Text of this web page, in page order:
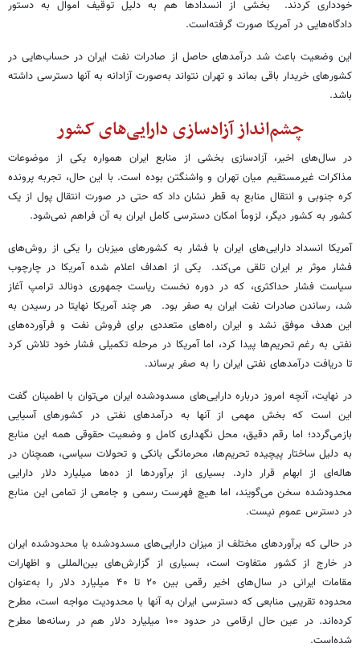
خودداری کردند. بخشی از انسدادها هم به دلیل توقیف اموال به دستور
دادگاه‌هایی در آمریکا صورت گرفته‌است.
این وضعیت باعث شد درآمدهای حاصل از صادرات نفت ایران در حساب‌هایی در
کشورهای خریدار باقی بماند و تهران نتواند به‌صورت آزادانه به آنها دسترسی داشته
باشد.
چشم‌انداز آزادسازی دارایی‌های کشور
در سال‌های اخیر، آزادسازی بخشی از منابع ایران همواره یکی از موضوعات
مذاکرات غیرمستقیم میان تهران و واشنگتن بوده است. با این حال، تجربه پرونده
کره جنوبی و انتقال منابع به قطر نشان داد که حتی در صورت انتقال پول از یک
کشور به کشور دیگر، لزوماً امکان دسترسی کامل ایران به آن فراهم نمی‌شود.
آمریکا انسداد دارایی‌های ایران با فشار به کشورهای میزبان را یکی از روش‌های
فشار موثر بر ایران تلقی می‌کند. یکی از اهداف اعلام شده آمریکا در چارچوب
سیاست فشار حداکثری، که در دوره نخست ریاست جمهوری دونالد ترامپ آغاز
شد، رساندن صادرات نفت ایران به صفر بود. هر چند آمریکا نهایتا در رسیدن به
این هدف موفق نشد و ایران راه‌های متعددی برای فروش نفت و فرآورده‌های
نفتی به رغم تحریم‌ها پیدا کرد، اما آمریکا در مرحله تکمیلی فشار خود تلاش کرد
تا دریافت درآمدهای نفتی ایران را به صفر برساند.
در نهایت، آنچه امروز درباره دارایی‌های مسدودشده ایران می‌توان با اطمینان گفت
این است که بخش مهمی از آنها به درآمدهای نفتی در کشورهای آسیایی
بازمی‌گردد؛ اما رقم دقیق، محل نگهداری کامل و وضعیت حقوقی همه این منابع
به دلیل ساختار پیچیده تحریم‌ها، محرمانگی بانکی و تحولات سیاسی، همچنان در
هاله‌ای از ابهام قرار دارد. بسیاری از برآوردها از ده‌ها میلیارد دلار دارایی
محدودشده سخن می‌گویند، اما هیچ فهرست رسمی و جامعی از تمامی این منابع
در دسترس عموم نیست.
در حالی که برآوردهای مختلف از میزان دارایی‌های مسدودشده یا محدودشده ایران
در خارج از کشور متفاوت است، بسیاری از گزارش‌های بین‌المللی و اظهارات
مقامات ایرانی در سال‌های اخیر رقمی بین ۲۰ تا ۴۰ میلیارد دلار را به‌عنوان
محدوده تقریبی منابعی که دسترسی ایران به آنها با محدودیت مواجه است، مطرح
کرده‌اند. در عین حال ارقامی در حدود ۱۰۰ میلیارد دلار هم در رسانه‌ها مطرح
شده‌است.